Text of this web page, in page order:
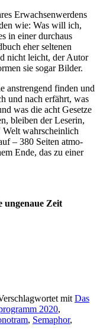
Erwachsenwerdens
wie: Was will ich,
in einer durch­aus
eher sel­te­nen
nicht leicht, der Autor
sie sogar Bilder.
anstren­gend fin­den und
und nach erfährt, was
was die acht Gesetze
blei­ben der Leserin,
Welt wahr­schein­lich
– 380 Seiten atmo­
Ende, das zu einer
unge­naue Zeit
mit Das
2020,
, Semaphor,